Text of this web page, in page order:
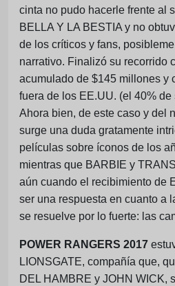
cinta no pudo hacerle frente al
BELLA Y LA BESTIA y no
de los críticos y fans,
narrativo. Finalizó su recorrido
acumulado de $145 millones y
fuera de los EE.UU. (el 40%
Ahora bien, de este caso y del
surge una duda gratamente
películas sobre íconos de los
mientras que BARBIE y
aún cuando el recibimiento de
ser una respuesta en cuanto a
se resuelve por lo fuerte: las
POWER RANGERS 2017
LIONSGATE, compañía que,
DEL HAMBRE y JOHN WICK,